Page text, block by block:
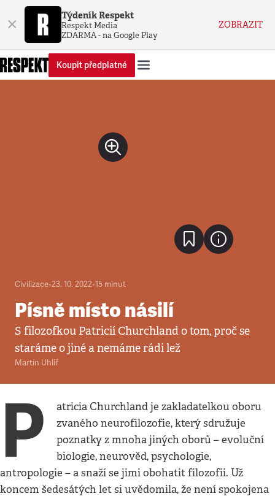
× Týdeník Respekt
Respekt Media
ZDARMA - na Google Play
ZOBRAZIT
Koupit předplatné
Civilizace•23. 10. 2022•15 minut
Písně místo násilí
S filozofkou Patricií Churchland o tom, proč se
staráme o jiné a nemáme rádi lež
Martin Uhlíř
P
atricia Churchland je zakladatelkou oboru
zvaného neurofilozofie, který sdružuje
poznatky z mnoha jiných oborů – evoluční
biologie, neurověd, psychologie,
antropologie – a snaží se jimi obohatit filozofii. Už
koncem šedesátých let si uvědomila, že není spokojena